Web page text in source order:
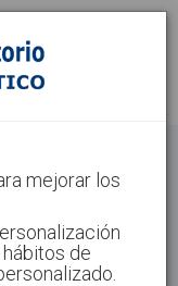
Regístrate
mejorar los
de